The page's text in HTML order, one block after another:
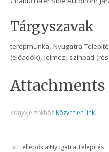
Tárgyszavak
terepmunka, Nyugatra
(előadók), jelmez, színpad
Attachments
Könyvjelzőkhöz Közvetlen link.
« [Fellépők a Nyugatra Telepítés